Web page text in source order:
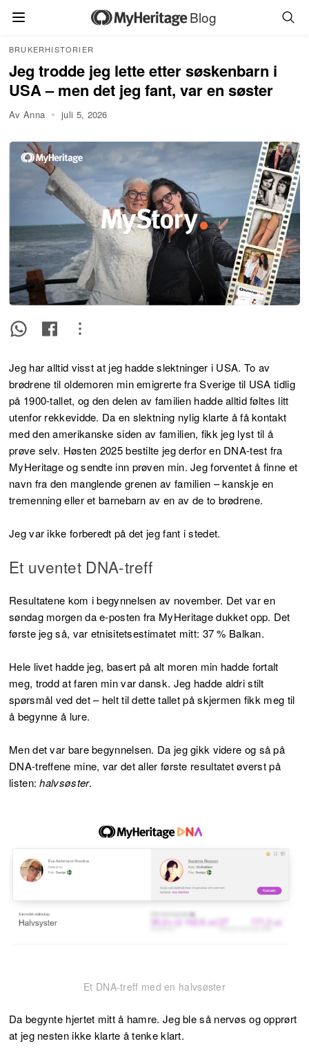
Blog
BRUKERHISTORIER
Jeg trodde jeg lette etter søskenbarn i
USA – men det jeg fant, var en søster
Av Anna juli 5, 2026
Jeg har alltid visst at jeg hadde slektninger i USA. To av
brødrene til oldemoren min emigrerte fra Sverige til USA tidlig
på 1900-tallet, og den delen av familien hadde alltid føltes litt
utenfor rekkevidde. Da en slektning nylig klarte å få kontakt
med den amerikanske siden av familien, fikk jeg lyst til å
prøve selv. Høsten 2025 bestilte jeg derfor en DNA-test fra
MyHeritage og sendte inn prøven min. Jeg forventet å finne et
navn fra den manglende grenen av familien – kanskje en
tremenning eller et barnebarn av en av de to brødrene.
Jeg var ikke forberedt på det jeg fant i stedet.
Et uventet DNA-treff
Resultatene kom i begynnelsen av november. Det var en
søndag morgen da e-posten fra MyHeritage dukket opp. Det
første jeg så, var etnisitetsestimatet mitt: 37 % Balkan.
Hele livet hadde jeg, basert på alt moren min hadde fortalt
meg, trodd at faren min var dansk. Jeg hadde aldri stilt
spørsmål ved det – helt til dette tallet på skjermen fikk meg til
å begynne å lure.
Men det var bare begynnelsen. Da jeg gikk videre og så på
DNA-treffene mine, var det aller første resultatet øverst på
listen: halvsøster.
Et DNA-treff med en halvsøster
Da begynte hjertet mitt å hamre. Jeg ble så nervøs og opprørt
at jeg nesten ikke klarte å tenke klart.